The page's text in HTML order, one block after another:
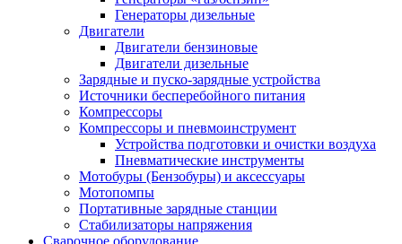
Генераторы дизельные
Двигатели
Двигатели бензиновые
Двигатели дизельные
Зарядные и пуско-зарядные устройства
Источники бесперебойного питания
Компрессоры
Компрессоры и пневмоинструмент
Устройства подготовки и очистки воздуха
Пневматические инструменты
Мотобуры (Бензобуры) и аксессуары
Мотопомпы
Портативные зарядные станции
Стабилизаторы напряжения
Сварочное оборудование